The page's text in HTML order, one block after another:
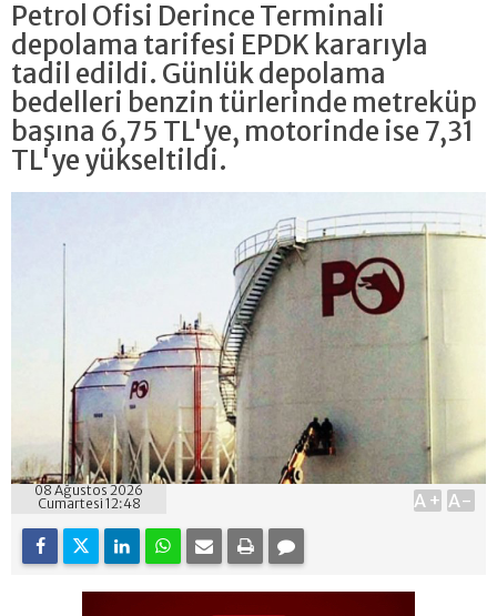
Petrol Ofisi Derince Terminali
depolama tarifesi EPDK kararıyla
tadil edildi. Günlük depolama
bedelleri benzin türlerinde metreküp
başına 6,75 TL'ye, motorinde ise 7,31
TL'ye yükseltildi.
08 Ağustos 2026
Cumartesi 12:48
A+ A-